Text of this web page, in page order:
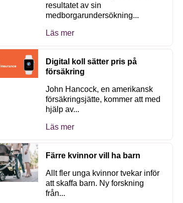
resultatet av sin
medborgarundersökning...
Läs mer
Digital koll sätter pris på
försäkring
John Hancock, en amerikansk
försäkringsjätte, kommer att med
hjälp av...
Läs mer
Färre kvinnor vill ha barn
Allt fler unga kvinnor tvekar inför
att skaffa barn. Ny forskning
från...